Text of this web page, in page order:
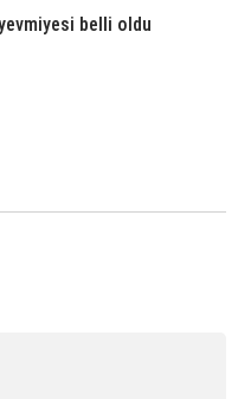
belli oldu